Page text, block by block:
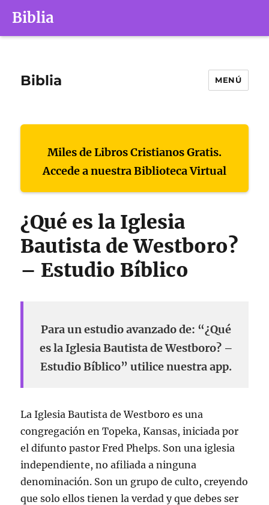
Biblia
Biblia MENÚ
Miles de Libros Cristianos Gratis.
Accede a nuestra Biblioteca Virtual
¿Qué es la Iglesia
Bautista de Westboro?
– Estudio Bíblico
Para un estudio avanzado de: “¿Qué
es la Iglesia Bautista de Westboro? –
Estudio Bíblico” utilice nuestra app.
La Iglesia Bautista de Westboro es una
congregación en Topeka, Kansas, iniciada por
el difunto pastor Fred Phelps. Son una iglesia
independiente, no afiliada a ninguna
denominación. Son un grupo de culto, creyendo
que solo ellos tienen la verdad y que debes ser